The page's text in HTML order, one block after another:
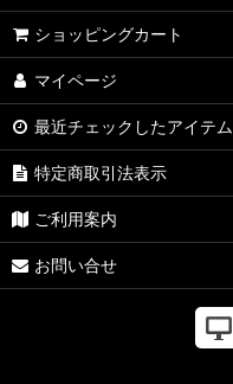
ショッピングカート
マイページ
最近チェックしたアイテム
特定商取引法表示
ご利用案内
お問い合せ